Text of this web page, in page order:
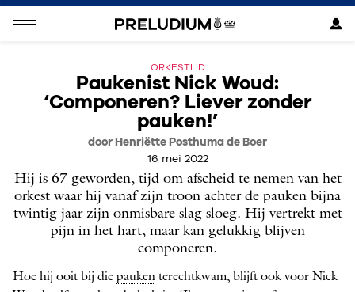
ORKESTLID
Paukenist Nick Woud:
‘Componeren? Liever zonder
pauken!’
door Henriëtte Posthuma de Boer
16 mei 2022
Hij is 67 geworden, tijd om afscheid te nemen van het
orkest waar hij vanaf zijn troon achter de pauken bijna
twintig jaar zijn onmisbare slag sloeg. Hij vertrekt met
pijn in het hart, maar kan gelukkig blijven
componeren.
Hoe hij ooit bij die pauken terechtkwam, blijft ook voor Nick